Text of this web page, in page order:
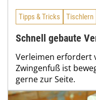
Tipps & Tricks Tischlern
Schnell gebaute
Verleimen erfordert
Zwingenfuß ist
gerne zur Seite.